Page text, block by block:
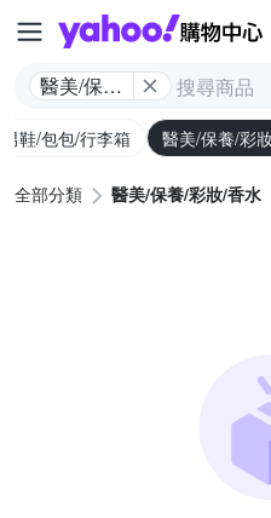
醫美/保養/
鞋/包包/行李箱 醫美/保養/彩
全部分類 醫美/保養/彩妝/香水